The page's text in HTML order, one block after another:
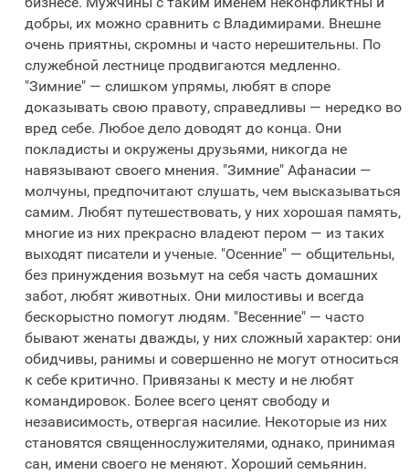
добры, их можно сравнить с Владимирами. Внешне
очень приятны, скромны и часто нерешительны. По
служебной лестнице продвигаются медленно.
"Зимние" — слишком упрямы, любят в споре
доказывать свою правоту, справедливы — нередко во
вред себе. Любое дело доводят до конца. Они
покладисты и окружены друзьями, никогда не
навязывают своего мнения. "Зимние" Афанасии —
молчуны, предпочитают слушать, чем высказываться
самим. Любят путешествовать, у них хорошая память,
многие из них прекрасно владеют пером — из таких
выходят писатели и ученые. "Осенние" — общительны,
без принуждения возьмут на себя часть домашних
забот, любят животных. Они милостивы и всегда
бескорыстно помогут людям. "Весенние" — часто
бывают женаты дважды, у них сложный характер: они
обидчивы, ранимы и совершенно не могут относиться
к себе критично. Привязаны к месту и не любят
командировок. Более всего ценят свободу и
независимость, отвергая насилие. Некоторые из них
становятся священнослужителями, однако, принимая
сан, имени своего не меняют. Хороший семьянин.